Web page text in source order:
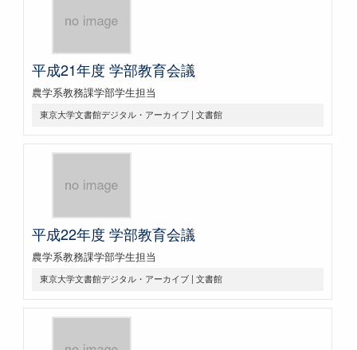
平成21年度 学部教育会議
農学系教務課学部学生担当
東京大学文書館デジタル・アーカイブ | 文書館
平成22年度 学部教育会議
農学系教務課学部学生担当
東京大学文書館デジタル・アーカイブ | 文書館